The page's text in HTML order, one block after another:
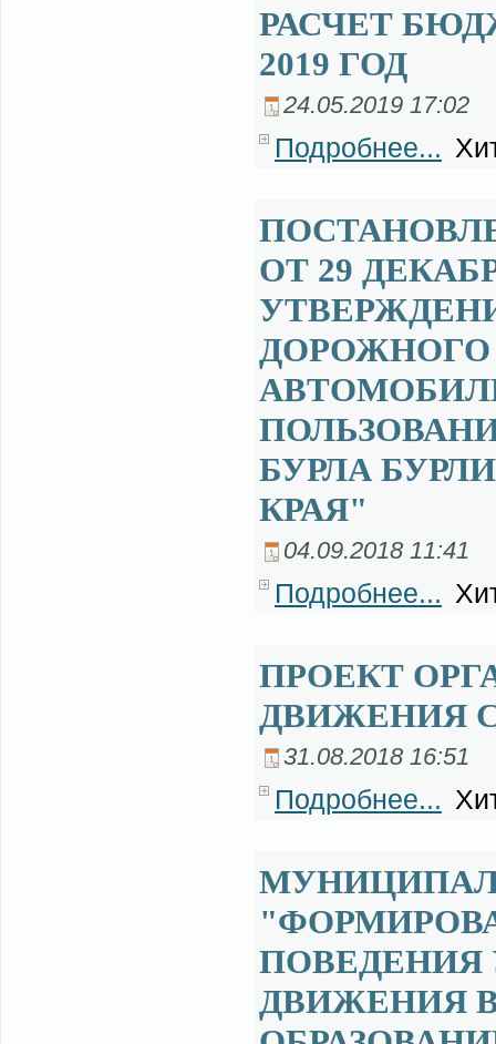
РАСЧЕТ
2019 ГОД
24.05.2019 17:02
Подробнее...
ОТ 29
БУРЛА
КРАЯ"
04.09.2018 11:41
Подробнее...
ПРОЕКТ
ДВИЖЕНИЯ
31.08.2018 16:51
Подробнее...
ПОВЕДЕНИЯ
ДВИЖЕНИЯ